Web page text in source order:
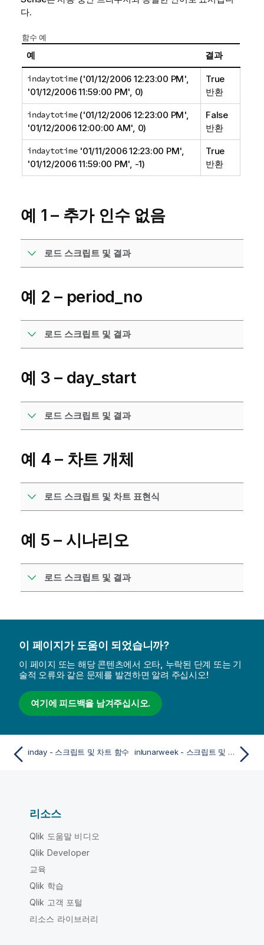
다.
함수 예
예 결과
indaytotime('01/12/2006 12:23:00 PM',
'01/12/2006 11:59:00 PM', 0)
True
반환
indaytotime('01/12/2006 12:23:00 PM',
'01/12/2006 12:00:00 AM', 0)
False
반환
indaytotime'01/11/2006 12:23:00 PM',
'01/12/2006 11:59:00 PM', -1)
True
반환
예 1 – 추가 인수 없음
로드 스크립트 및 결과
예 2 – period_no
로드 스크립트 및 결과
예 3 – day_start
로드 스크립트 및 결과
예 4 – 차트 개체
로드 스크립트 및 차트 표현식
예 5 – 시나리오
로드 스크립트 및 결과
이 페이지가 도움이 되었습니까?
이 페이지 또는 해당 콘텐츠에서 오타, 누락된 단계 또는 기
술적 오류와 같은 문제를 발견하면 알려 주십시오!
여기에 피드백을 남겨주십시오.
inday - 스크립트 및 차트 함수 inlunarweek - 스크립트 및 차트 함수
리소스
Qlik 도움말 비디오
Qlik Developer
교육
Qlik 학습
Qlik 고객 포털
리소스 라이브러리